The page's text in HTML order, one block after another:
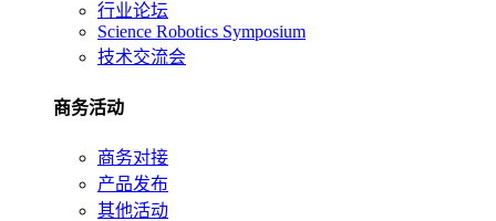
行业论坛
Science Robotics Symposium
技术交流会
商务活动
商务对接
产品发布
其他活动